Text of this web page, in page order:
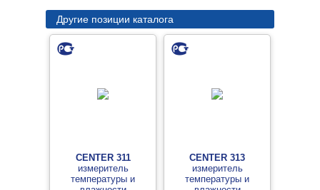
Другие позиции каталога
CENTER 311
измеритель
температуры и
CENTER 313
измеритель
температуры и